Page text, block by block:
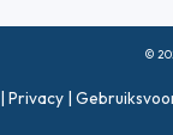
©
Privacy|